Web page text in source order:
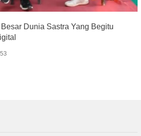
Dunia Sastra Yang Begitu
53